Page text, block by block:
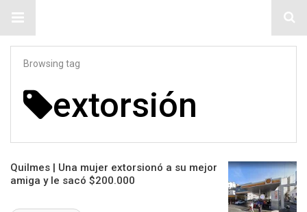
Browsing tag
extorsión
Quilmes | Una mujer extorsionó a su mejor
amiga y le sacó $200.000